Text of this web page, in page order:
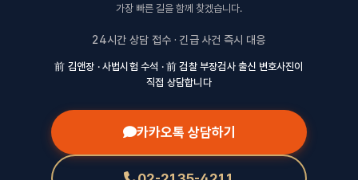
가장 빠른 길을 함께 찾겠습니다.
24시간 상담 접수 · 긴급 사건 즉시 대응
前 김앤장 · 사법시험 수석 · 前 검찰 부장검사 출신 변호사진이
직접 상담합니다
카카오톡 상담하기